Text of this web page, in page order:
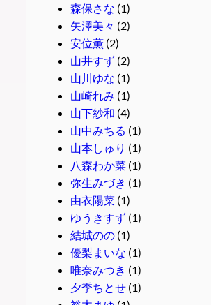
森保さな (1)
矢澤美々 (2)
安位薫(2)
山井すず(2)
山川ゆな (1)
山崎れみ (1)
山下紗和 (4)
山中みちる (1)
山本しゅり (1)
八森わか菜(1)
弥生みづき (1)
由衣陽菜(1)
ゆうきすず(1)
結城のの(1)
優梨まいな (1)
唯奈みつき (1)
夕季ちとせ(1)